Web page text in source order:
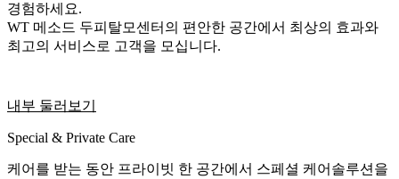
경험하세요.
WT 메소드 두피탈모센터의 편안한 공간에서 최상의 효과와
최고의 서비스로 고객을 모십니다.
내부 둘러보기
Special & Private Care
케어를 받는 동안 프라이빗 한 공간에서 스페셜 케어솔루션을